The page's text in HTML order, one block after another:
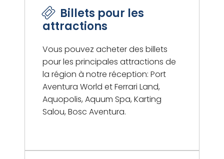
Billets pour les
attractions
Vous pouvez acheter des billets
pour les principales attractions de
la région à notre réception: Port
Aventura World et Ferrari Land,
Aquopolis, Aquum Spa, Karting
Salou, Bosc Aventura.